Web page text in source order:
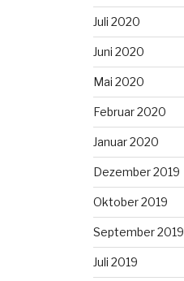
Juli 2020
Juni 2020
Mai 2020
Februar 2020
Januar 2020
Dezember 2019
Oktober 2019
September 2019
Juli 2019